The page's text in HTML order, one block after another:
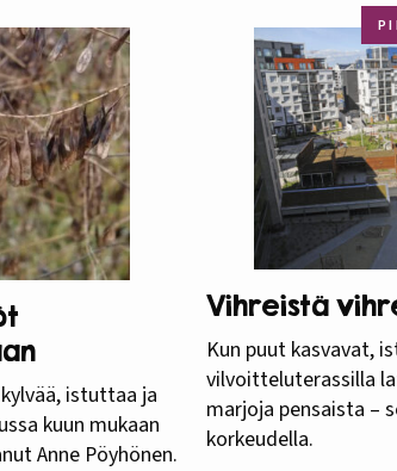
istuttaa ja
kuun mukaan
Anne Pöyhönen.
Vihreistä
Kun puut kasvavat,
vilvoitteluterassilla
marjoja pensaista –
korkeudella.